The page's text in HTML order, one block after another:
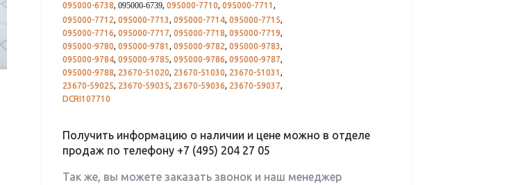
095000-6738, 095000-6739, 095000-7710, 095000-7711 ,
095000-7712, 095000-7713, 095000-7714, 095000-7715,
095000-7716, 095000-7717, 095000-7718, 095000-7719,
095000-9780, 095000-9781 , 095000-9782, 095000-9783,
095000-9784, 095000-9785, 095000-9786, 095000-9787,
095000-9788, 23670-51020, 23670-51030, 23670-51031 ,
23670-59025, 23670-59035, 23670-59036, 23670-59037,
DCRI107710
Получить информацию о наличии и цене можно в отделе
продаж по телефону +7 (495) 204 27 05
Так же, вы можете заказать звонок и наш менеджер